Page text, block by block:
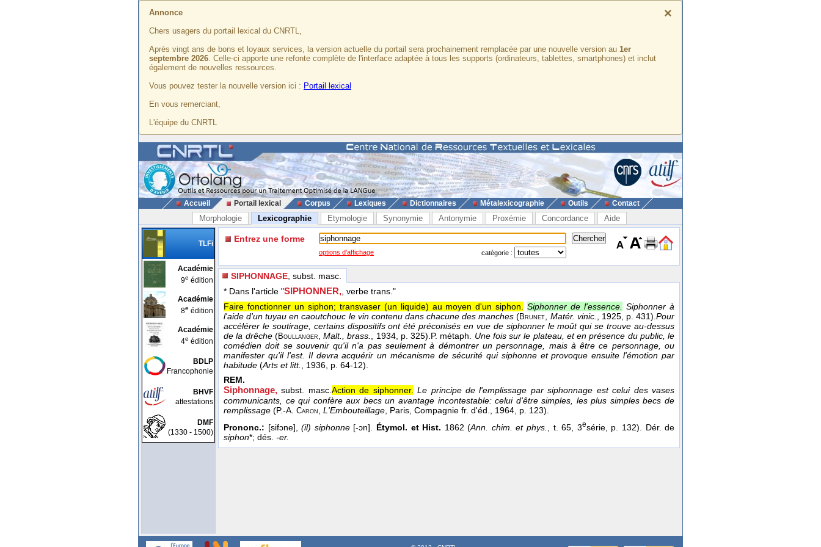
×
Annonce
Chers usagers du portail lexical du CNRTL,
Après vingt ans de bons et loyaux services, la version actuelle du portail sera prochainement remplacée par une nouvelle version au 1er
septembre 2026. Celle-ci apporte une refonte complète de l'interface adaptée à tous les supports (ordinateurs, tablettes, smartphones) et inclut
également de nouvelles ressources.
Vous pouvez tester la nouvelle version ici : Portail lexical
En vous remerciant,
L'équipe du CNRTL
Accueil Portail lexical Corpus Lexiques Dictionnaires Métalexicographie Outils Contact
Morphologie Lexicographie Etymologie Synonymie Antonymie Proxémie Concordance Aide
TLFi
Académie
9e édition
Académie
8e édition
Académie
4e édition
BDLP
Francophonie
BHVF
attestations
DMF
(1330 - 1500)
Entrez une forme
options d'affichage catégorie :
SIPHONNAGE , subst. masc.
* Dans l'article "SIPHONNER,, verbe trans."
Faire fonctionner un siphon; transvaser (un liquide) au moyen d'un siphon. Siphonner de l'essence. Siphonner à
l'aide d'un tuyau en caoutchouc le vin contenu dans chacune des manches (Brunet, Matér. vinic., 1925, p. 431).Pour
accélérer le soutirage, certains dispositifs ont été préconisés en vue de siphonner le moût qui se trouve au-dessus
de la drêche(Boullanger, Malt., brass., 1934, p. 325).P. métaph. Une fois sur le plateau, et en présence du public, le
comédien doit se souvenir qu'il n'a pas seulement à démontrer un personnage, mais à être ce personnage, ou
manifester qu'il l'est. Il devra acquérir un mécanisme de sécurité qui siphonne et provoque ensuite l'émotion par
habitude (Arts et litt., 1936, p. 64-12).
REM.
Siphonnage, subst. masc.Action de siphonner. Le principe de l'emplissage par siphonnage est celui des vases
communicants, ce qui confère aux becs un avantage incontestable: celui d'être simples, les plus simples becs de
remplissage (P.-A. Caron, L'Embouteillage, Paris, Compagnie fr. d'éd., 1964, p. 123).
Prononc.: [sifɔne],(il) siphonne[-ɔn]. Étymol. et Hist. 1862 (Ann. chim. et phys. , t. 65, 3esérie, p. 132). Dér. de
siphon*; dés. -er.